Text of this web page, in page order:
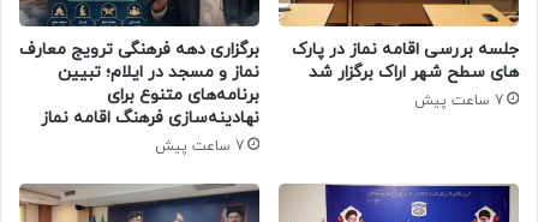
جلسه بررسی اقامه نماز در پارک
های سطح شهر اراک برگزار شد
7 ساعت پیش
برگزاری دهه فرهنگی ترویج معارف
نماز و مسجد در ایلام؛ تبیین
برنامه‌های متنوع برای
نهادینه‌سازی فرهنگ اقامه نماز
7 ساعت پیش